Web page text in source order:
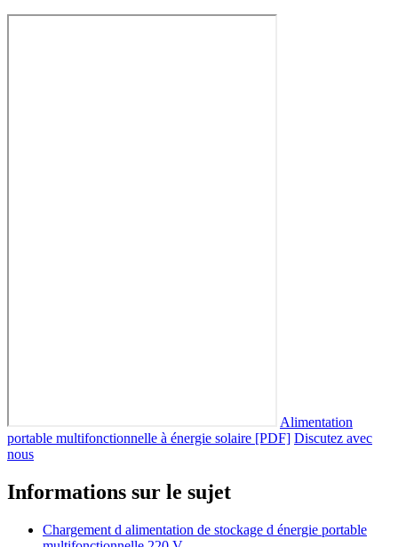
Alimentation
portable multifonctionnelle à énergie solaire [PDF] Discutez avec
nous
Informations sur le sujet
Chargement d alimentation de stockage d énergie portable